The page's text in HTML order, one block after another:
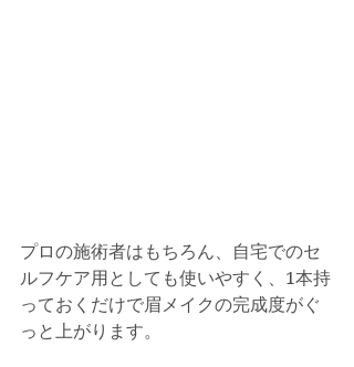
プロの施術者はもちろん、自宅でのセ
ルフケア用としても使いやすく、1本持
っておくだけで眉メイクの完成度がぐ
っと上がります。